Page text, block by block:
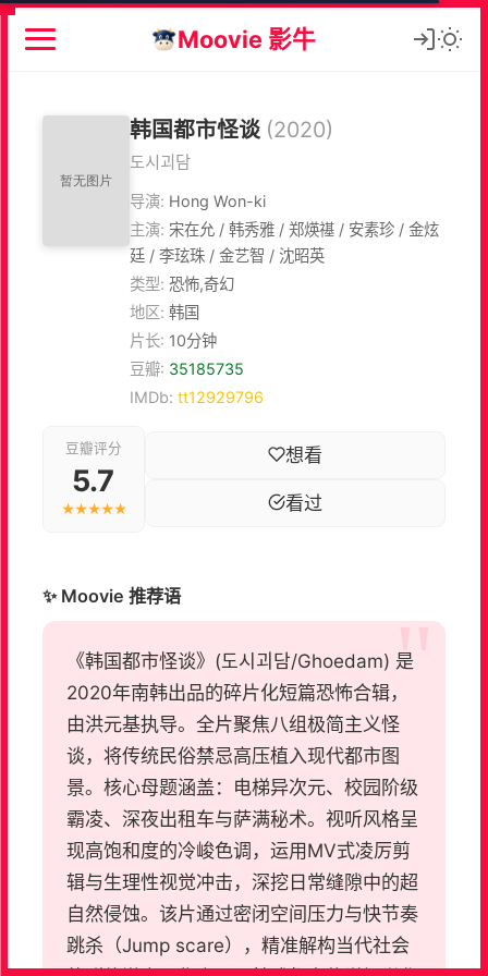
Moovie 影牛
韩国都市怪谈 (2020)
도시괴담
导演: Hong Won-ki
主演: 宋在允 / 韩秀雅 / 郑煐禥 / 安素珍 / 金炫
廷 / 李玹珠 / 金艺智 / 沈昭英
类型: 恐怖,奇幻
地区: 韩国
片长: 10分钟
豆瓣: 35185735
IMDb: tt12929796
豆瓣评分
5.7
★★★★★
想看
看过
✨ Moovie 推荐语
《韩国都市怪谈》(도시괴담/Ghoedam) 是
2020年南韩出品的碎片化短篇恐怖合辑，
由洪元基执导。全片聚焦八组极简主义怪
谈，将传统民俗禁忌高压植入现代都市图
景。核心母题涵盖：电梯异次元、校园阶级
霸凌、深夜出租车与萨满秘术。视听风格呈
现高饱和度的冷峻色调，运用MV式凌厉剪
辑与生理性视觉冲击，深挖日常缝隙中的超
自然侵蚀。该片通过密闭空间压力与快节奏
跳杀（Jump scare），精准解构当代社会